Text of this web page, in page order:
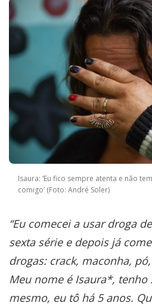
Isaura: ‘Eu fico sempre atenta e não
comigo’ (Foto: André Soler)
“Eu comecei a usar droga
sexta série e depois já
drogas: crack, maconha,
Meu nome é Isaura*, tenho
mesmo, eu tô há 5 anos.